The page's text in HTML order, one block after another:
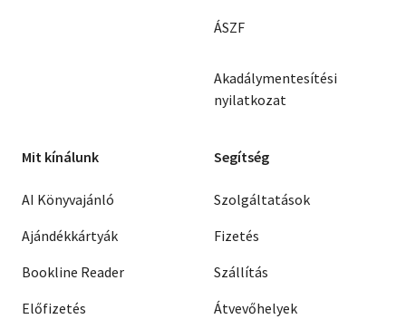
ÁSZF
Akadálymentesítési
nyilatkozat
Mit kínálunk
AI Könyvajánló
Ajándékkártyák
Bookline Reader
Előfizetés
Segítség
Szolgáltatások
Fizetés
Szállítás
Átvevőhelyek